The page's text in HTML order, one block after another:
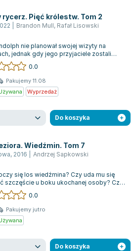
rycerz. Pięć królestw. Tom 2
Brandon Mull, Rafał Lisowski
nie planował swojej wizyty na
jednak gdy jego przyjaciele zostali
w trakcie Halloween, podjął...
0.0
Pakujemy 11.08
Wyprzedaż
Do koszyka
Wiedźmin. Tom 7
, 2016 Andrzej Sapkowski
się los wiedźmina? Czy uda mu się
szczęście u boku ukochanej osoby? Czy
przepowiednia dojdzie d...
0.0
Pakujemy jutro
Do koszyka